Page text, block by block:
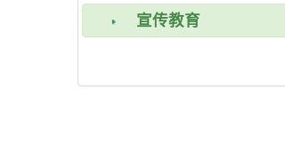
宣传教育